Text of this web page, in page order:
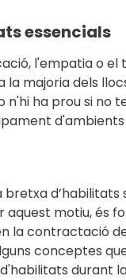
essencials
l'empatia o el
la majoria dels
n'hi ha prou si no
bretxa
aquest motiu, és
la contractació
conceptes
durant